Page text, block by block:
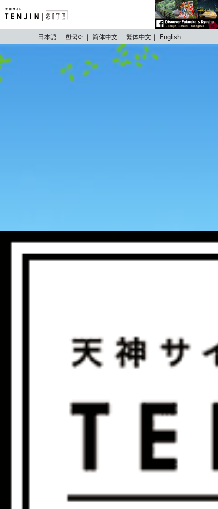
TENJIN SITE
日本語 한국어 简体中文 繁体中文 English